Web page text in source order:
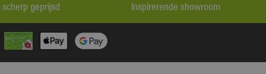
scherp geprijsd Inspirerende showroom